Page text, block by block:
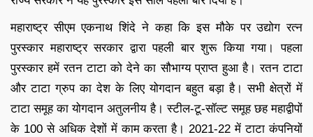
महाराष्ट्र सीएम एकनाथ शिंदे ने कहा कि इस मौके पर उद्योग रत्न
पुरस्कार महाराष्ट्र सरकार द्वारा पहली बार शुरू किया गया। पहला
पुरस्कार हमें रतन टाटा को देने का सौभाग्य प्राप्त हुआ है। रतन टाटा
और टाटा ग्रुप का देश के लिए योगदान बहुत बड़ा है। सभी क्षेत्रों में
टाटा समूह का योगदान अतुलनीय है। स्टील-टू-सॉल्ट समूह छह महाद्वीपों
के 100 से अधिक देशों में काम करता है। 2021-22 में टाटा कंपनियों